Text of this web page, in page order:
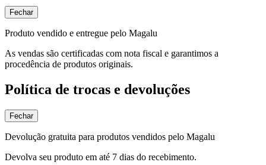
Fechar
Produto vendido e entregue pelo Magalu
As vendas são certificadas com nota fiscal e garantimos a
procedência de produtos originais.
Política de trocas e devoluções
Fechar
Devolução gratuita para produtos vendidos pelo Magalu
Devolva seu produto em até 7 dias do recebimento.